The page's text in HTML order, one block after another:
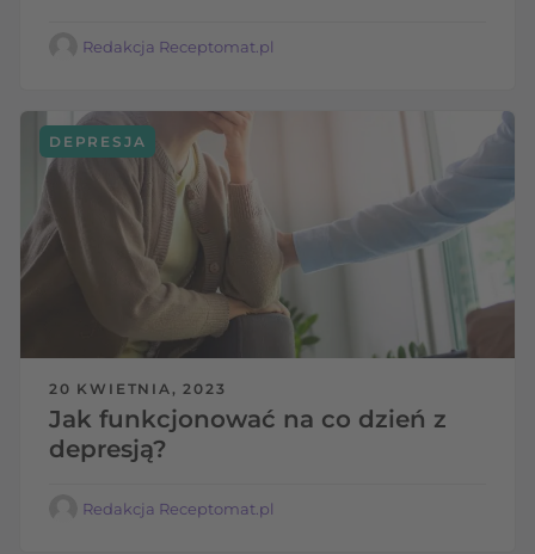
Redakcja Receptomat.pl
20 KWIETNIA, 2023
Jak funkcjonować na co dzień z
depresją?
DEPRESJA
Redakcja Receptomat.pl